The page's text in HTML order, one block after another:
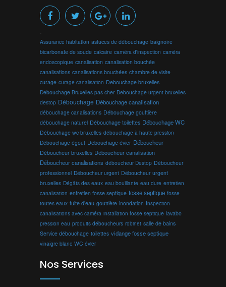
Assurance habitation astuces de débouchage baignoire
bicarbonate de soude calcaire caméra d'inspection caméra
endoscopique canalisation canalisation bouchée
canalisations canalisations bouchées chambre de visite
curage curage canalisation Debouchage bruxelles
Debouchage Bruxelles pas cher Debouchage urgent bruxelles
destop Débouchage Débouchage canalisation
débouchage canalisations Débouchage gouttière
débouchage naturel Débouchage toilettes Débouchage WC
Débouchage wc bruxelles débouchage à haute pression
Débouchage égout Débouchage évier Déboucheur
Déboucheur bruxelles Déboucheur canalisation
Déboucheur canalisations déboucheur Destop Déboucheur
professionnel Déboucheur urgent Déboucheur urgent
bruxelles Dégâts des eaux eau bouillante eau dure entretien
canalisation entretien fosse septique fosse septique fosse
toutes eaux fuite d'eau gouttière inondation Inspection
canalisations avec caméra installation fosse septique lavabo
pression eau produits déboucheurs robinet salle de bains
Service débouchage toilettes vidange fosse septique
vinaigre blanc WC évier
Nos Services